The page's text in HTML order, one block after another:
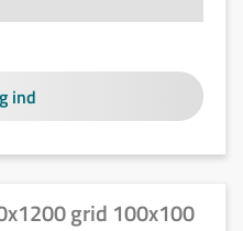
ind
grid 100x100